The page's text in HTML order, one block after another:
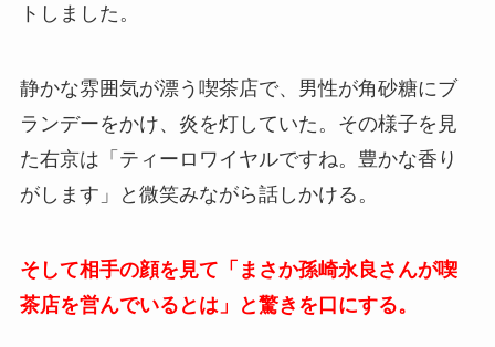
トしました。
静かな雰囲気が漂う喫茶店で、男性が角砂糖にブ
ランデーをかけ、炎を灯していた。その様子を見
た右京は「ティーロワイヤルですね。豊かな香り
がします」と微笑みながら話しかける。
そして相手の顔を見て「まさか孫崎永良さんが喫
茶店を営んでいるとは」と驚きを口にする。